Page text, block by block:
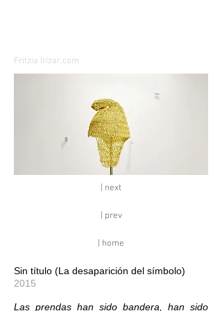
Fritzia Irízar.com
| next
| prev
| home
Sin título (La desaparición del símbolo)
2015
Las prendas han sido bandera, han sido